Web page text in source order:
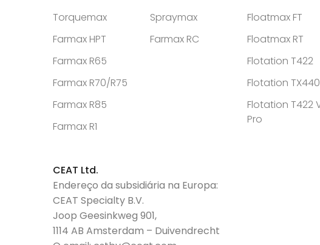
Torquemax
Farmax HPT
Farmax R65
Farmax R70/R75
Farmax R85
Farmax R1
Spraymax
Farmax RC
Floatmax FT
Floatmax RT
Flotation T422
Flotation TX440
Flotation T422
Pro
CEAT Ltd.
Endereço da subsidiária na Europa:
CEAT Specialty B.V.
Joop Geesinkweg 901,
1114 AB Amsterdam – Duivendrecht